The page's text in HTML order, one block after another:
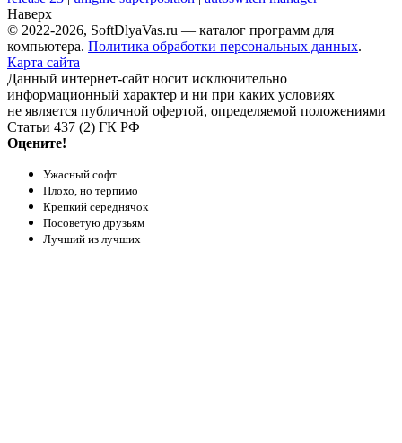
Наверх
© 2022-2026, SoftDlyaVas.ru — каталог программ для
компьютера. Политика обработки персональных данных.
Карта сайта
Данный интернет-сайт носит исключительно
информационный характер и ни при каких условиях
не является публичной офертой, определяемой положениями
Статьи 437 (2) ГК РФ
Оцените!
Ужасный софт
Плохо, но терпимо
Крепкий середнячок
Посоветую друзьям
Лучший из лучших